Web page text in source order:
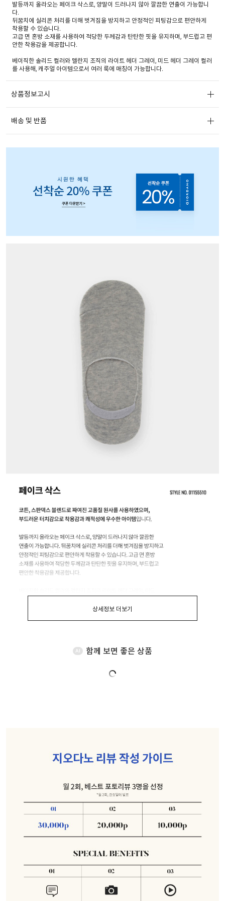
발등까지 올라오는 페이크 삭스로, 양말이 드러나지 않아 깔끔한 연출이 가능합니
다.
뒤꿈치에 실리콘 처리를 더해 벗겨짐을 방지하고 안정적인 피팅감으로 편안하게
착용할 수 있습니다.
고급 면 혼방 소재를 사용하여 적당한 두께감과 탄탄한 핏을 유지하며, 부드럽고 편
안한 착용감을 제공합니다.
베이직한 솔리드 컬러와 멜란지 조직의 라이트 헤더 그레이, 미드 헤더 그레이 컬러
를 사용해, 캐주얼 아이템으로서 여러 룩에 매칭이 가능합니다.
상품정보고시
배송 및 반품
상세정보 더보기
AI 함께 보면 좋은 상품